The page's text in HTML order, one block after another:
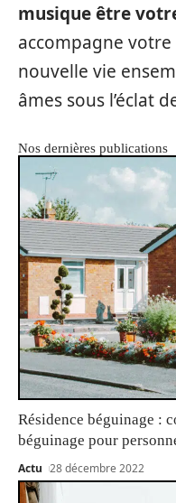
musique être
accompagne
nouvelle vie
âmes sous l’éclat
Nos dernières publications
Résidence béguinage :
béguinage pour
Actu 28 décembre 2022